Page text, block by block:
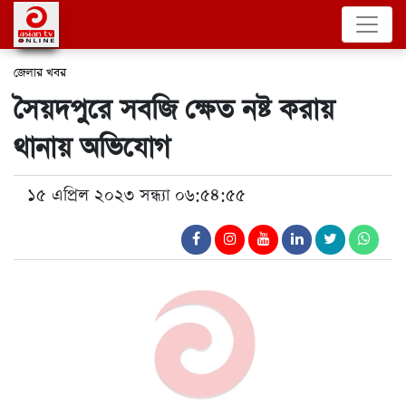
জেলার খবর
সৈয়দপুরে সবজি ক্ষেত নষ্ট করায়
থানায় অভিযোগ
১৫ এপ্রিল ২০২৩ সন্ধ্যা ০৬:৫৪:৫৫